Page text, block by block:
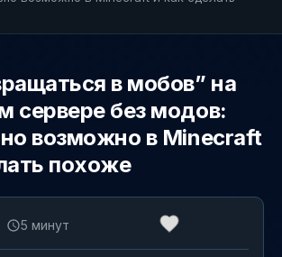
в мобов” на
сервере без модов:
возможно в Minecraft
похоже
5 минут